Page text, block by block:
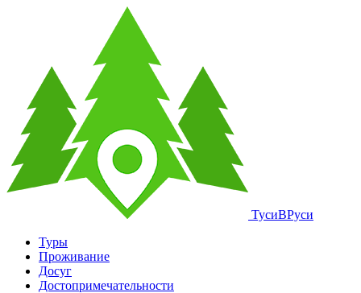
ТусиВРуси
Туры
Проживание
Досуг
Достопримечательности